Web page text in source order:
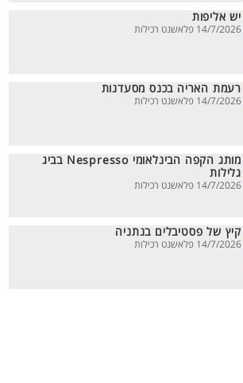
יש אליפות
14/7/2026 פלאשנט רכילות
רעמת האריה בכנס מסעדנות
14/7/2026 פלאשנט רכילות
מותג הקפה הבינלאומי Nespresso בביג
גלילות
14/7/2026 פלאשנט רכילות
קיץ של פסטיבלים בנתניה
14/7/2026 פלאשנט רכילות